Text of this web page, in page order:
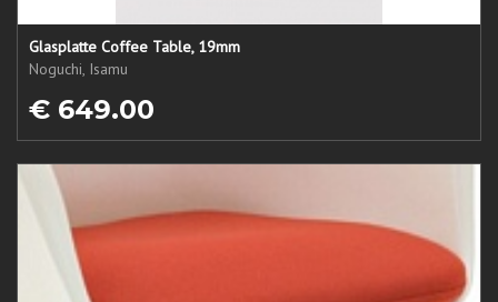
Glasplatte Coffee Table, 19mm
Noguchi, Isamu
€ 649.00